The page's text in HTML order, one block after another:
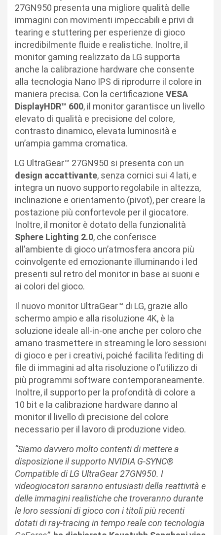
27GN950 presenta una migliore qualità delle
immagini con movimenti impeccabili e privi di
tearing e stuttering per esperienze di gioco
incredibilmente fluide e realistiche. Inoltre, il
monitor gaming realizzato da LG supporta
anche la calibrazione hardware che consente
alla tecnologia Nano IPS di riprodurre il colore in
maniera precisa. Con la certificazione VESA
DisplayHDR™ 600, il monitor garantisce un livello
elevato di qualità e precisione del colore,
contrasto dinamico, elevata luminosità e
un’ampia gamma cromatica.
LG UltraGear™ 27GN950 si presenta con un
design accattivante, senza cornici sui 4 lati, e
integra un nuovo supporto regolabile in altezza,
inclinazione e orientamento (pivot), per creare la
postazione più confortevole per il giocatore.
Inoltre, il monitor è dotato della funzionalità
Sphere Lighting 2.0, che conferisce
all’ambiente di gioco un’atmosfera ancora più
coinvolgente ed emozionante illuminando i led
presenti sul retro del monitor in base ai suoni e
ai colori del gioco.
Il nuovo monitor UltraGear™ di LG, grazie allo
schermo ampio e alla risoluzione 4K, è la
soluzione ideale all-in-one anche per coloro che
amano trasmettere in streaming le loro sessioni
di gioco e per i creativi, poiché facilita l’editing di
file di immagini ad alta risoluzione o l’utilizzo di
più programmi software contemporaneamente.
Inoltre, il supporto per la profondità di colore a
10 bit e la calibrazione hardware danno al
monitor il livello di precisione del colore
necessario per il lavoro di produzione video.
“Siamo davvero molto contenti di mettere a
disposizione il supporto NVIDIA G-SYNC®
Compatible di LG UltraGear 27GN950. I
videogiocatori saranno entusiasti della reattività e
delle immagini realistiche che troveranno durante
le loro sessioni di gioco con i titoli più recenti
dotati di ray-tracing in tempo reale con tecnologia